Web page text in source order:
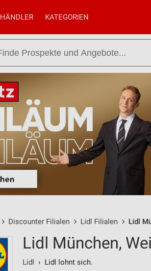
HÄNDLER KATEGORIEN
Discounter Filialen Lidl Filialen Lidl
Lidl München,
Lidl › Lidl lohnt sich.